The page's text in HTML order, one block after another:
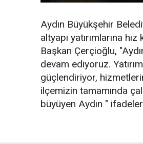
Aydın Büyükşehir
altyapı yatırımlarına
Başkan Çerçioğlu,
devam ediyoruz.
güçlendiriyor,
ilçemizin tamamında
büyüyen Aydın "